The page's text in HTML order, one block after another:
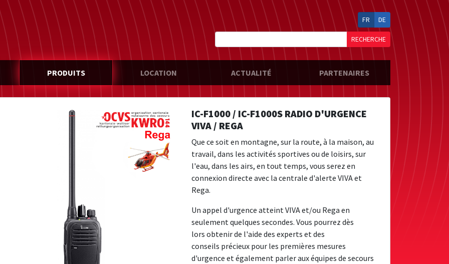
FR DE
RECHERCHE
PRODUITS LOCATION ACTUALITÉ PARTENAIRES
IC-F1000 / IC-F1000S RADIO D'URGENCE
VIVA / REGA
Que ce soit en montagne, sur la route, à la maison, au
travail, dans les activités sportives ou de loisirs, sur
l'eau, dans les airs, en tout temps, vous serez en
connexion directe avec la centrale d'alerte VIVA et
Rega.
Un appel d'urgence atteint VIVA et/ou Rega en
seulement quelques secondes. Vous pourrez dès
lors obtenir de l'aide des experts et des
conseils précieux pour les premières mesures
d'urgence et également parler aux équipes de secours